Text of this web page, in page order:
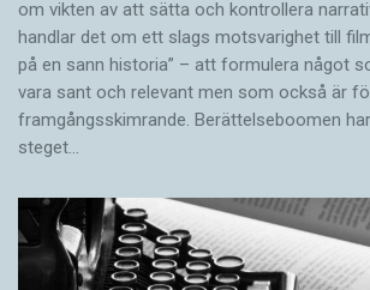
om vikten av att sätta och kontrollera
handlar det om ett slags motsvarighet till
på en sann historia” – att formulera något
vara sant och ­relevant men som också är
framgångsskimrande. Berättelseboomen
steget…